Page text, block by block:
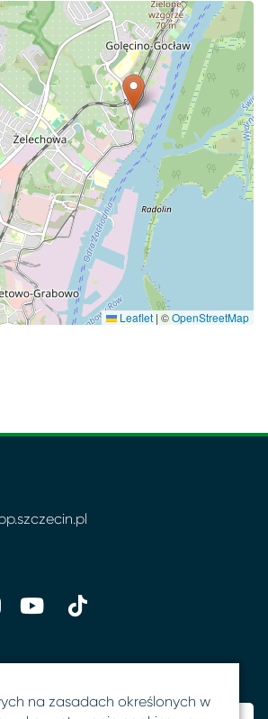
Leaflet | ©OpenStreetMap
na zasadach określonych w